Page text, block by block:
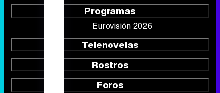
Programas
Eurovisión 2026
Telenovelas
Rostros
Foros